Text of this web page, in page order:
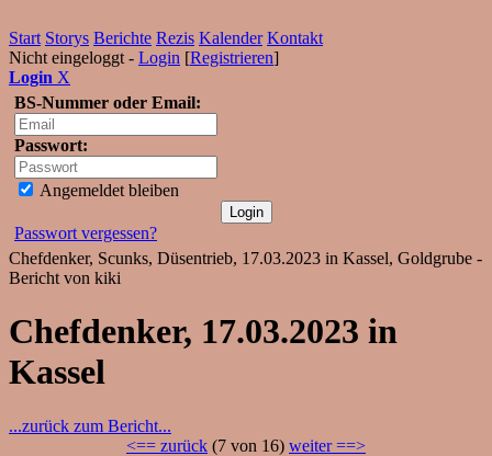
Start Storys Berichte Rezis Kalender Kontakt
Nicht eingeloggt - Login [Registrieren]
Login X
BS-Nummer oder Email:
Passwort:
Angemeldet bleiben
Passwort vergessen?
Chefdenker, Scunks, Düsentrieb, 17.03.2023 in Kassel, Goldgrube -
Bericht von kiki
Chefdenker, 17.03.2023 in
Kassel
...zurück zum Bericht...
<== zurück (7 von 16) weiter ==>